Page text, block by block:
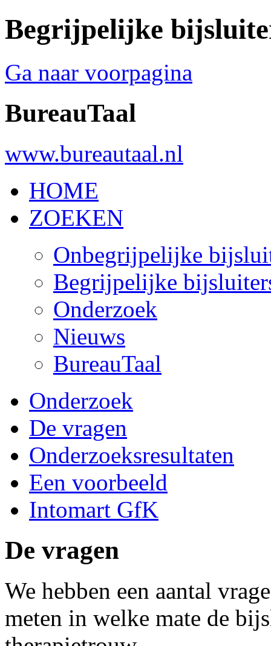
Begrijpelijke
Ga naar voorpagina
BureauTaal
www.bureautaal.nl
HOME
ZOEKEN
Onbegrijpelijke
Begrijpelijke
Onderzoek
Nieuws
BureauTaal
Onderzoek
De vragen
Onderzoeksresultaten
Een voorbeeld
Intomart GfK
De vragen
We hebben een aantal
meten in welke mate de